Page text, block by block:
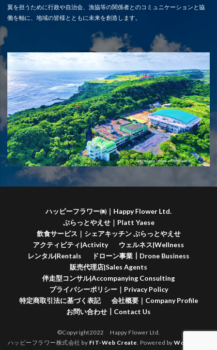
翼を担うために行政や自治会、漁協等の関係者とのコミュニケーションと協
働を軸に、地域の皆様とともに未来を創造します。
ハッピーフラワー㈱｜Happy Flower Ltd.
ぷらっとやえせ｜Platt Yaese
飲食サービス｜シェアキッチン ぷらっとやえせ
アクティビティ|Activity
ウェルネス|Wellness
レンタル|Rentals
ドローン事業┃Drone Business
販売代理店|Sales Agents
伴走型コンサル|Accompanying Consulting
プライバシーポリシー｜Privacy Policy
特定商取引法に基づく表記
会社概要｜Company Profile
お問い合わせ┃Contact Us
©Copyright2022 Happy Flower Ltd.
ハッピーフラワー株式会社 by FIT-Web Create . Powered byWordPress